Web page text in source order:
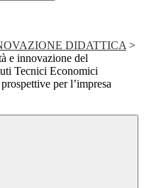
DIDATTICA >
e innovazione del
Tecnici Economici
per l’impresa